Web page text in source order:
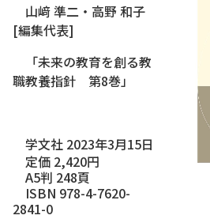
山﨑 準二・高野 和子
[編集代表]
「未来の教育を創る教
職教養指針 第8巻」
学文社 2023年3月15日
定価 2,420円
A5判 248頁
ISBN 978-4-7620-
2841-0